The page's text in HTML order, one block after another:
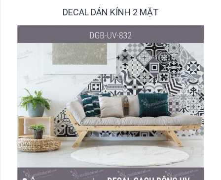
DECAL DÁN KÍNH 2 MẶT